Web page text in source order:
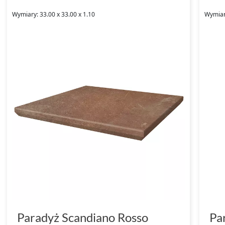
Wymiary: 33.00 x 33.00 x 1.10
Paradyż Scandiano Rosso